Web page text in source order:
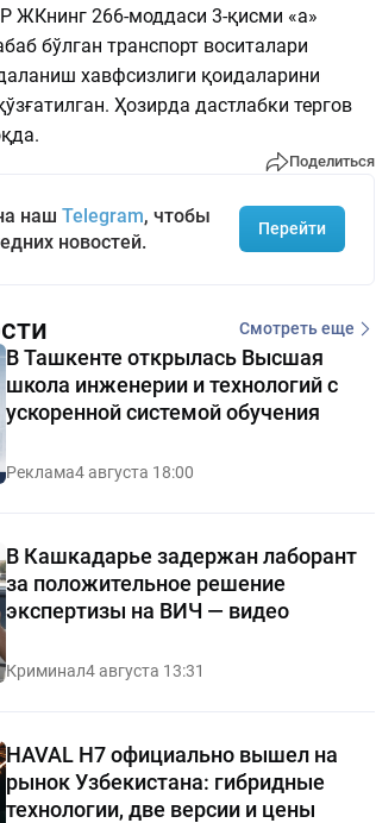
ЖКнинг 266-моддаси 3-қисми «а»
бўлган транспорт воситалари
хавфсизлиги қоидаларини
Ҳозирда дастлабки тергов
Поделиться
наш Telegram, чтобы
новостей.
Перейти
Смотреть еще
В Ташкенте открылась Высшая
школа инженерии и технологий с
ускоренной системой обучения
Реклама4 августа 18:00
В Кашкадарье задержан лаборант
за положительное решение
экспертизы на ВИЧ — видео
Криминал4 августа 13:31
HAVAL H7 официально вышел на
рынок Узбекистана: гибридные
технологии, две версии и цены